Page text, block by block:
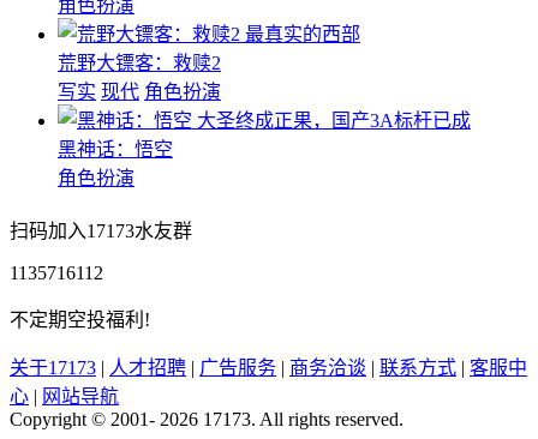
角色扮演
最真实的西部
荒野大镖客：救赎2
写实 现代 角色扮演
大圣终成正果，国产3A标杆已成
黑神话：悟空
角色扮演
扫码加入17173水友群
1135716112
不定期空投福利!
关于17173 | 人才招聘 | 广告服务 | 商务洽谈 | 联系方式 | 客服中
心 | 网站导航
Copyright © 2001- 2026 17173. All rights reserved.